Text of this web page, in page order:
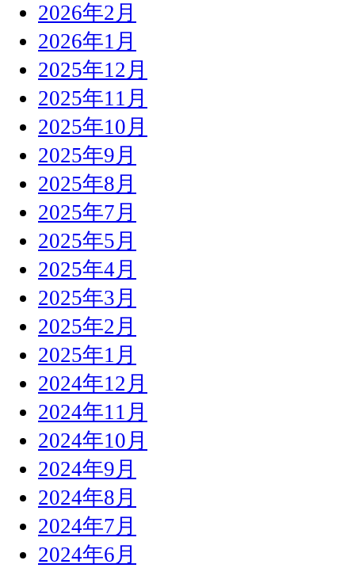
2026年2月
2026年1月
2025年12月
2025年11月
2025年10月
2025年9月
2025年8月
2025年7月
2025年5月
2025年4月
2025年3月
2025年2月
2025年1月
2024年12月
2024年11月
2024年10月
2024年9月
2024年8月
2024年7月
2024年6月